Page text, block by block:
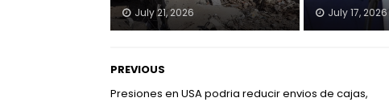
July 21, 2026 July 17, 2026
PREVIOUS
Presiones en USA podria reducir envios de cajas,